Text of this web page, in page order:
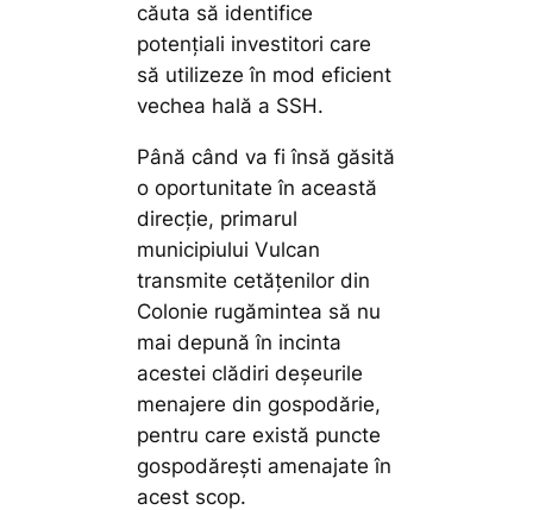
căuta să identifice
potențiali investitori care
să utilizeze în mod eficient
vechea hală a SSH.
Până când va fi însă găsită
o oportunitate în această
direcție, primarul
municipiului Vulcan
transmite cetățenilor din
Colonie rugămintea să nu
mai depună în incinta
acestei clădiri deșeurile
menajere din gospodărie,
pentru care există puncte
gospodărești amenajate în
acest scop.